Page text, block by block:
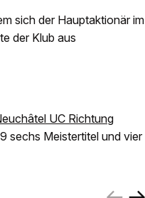
sich der Hauptaktionär im
der Klub aus
UC Richtung
sechs Meistertitel und vier